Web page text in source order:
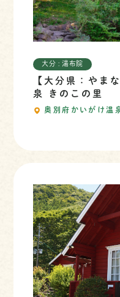
大分 : 湯布院
【大分県：やま
泉 きのこの里
奥別府かいがけ温